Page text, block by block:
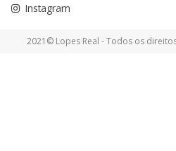
Instagram
2021© Lopes Real - Todos os direitos